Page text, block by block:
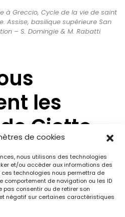
de cookies
nous utilisons des technologies
et/ou accéder aux informations des
technologies nous permettra de
comportement de navigation ou les ID
pas consentir ou de retirer son
négatif sur certaines caractéristiques
à Greccio, Cycle de la vie de saint
Assise, basilique supérieure San
– S. Domingie & M. Rabatti
les
Giotto
clairement attestée par
la basilique supérieure
La Crèche à Greccioet plus
stigmates . La première
lequel est disposée une